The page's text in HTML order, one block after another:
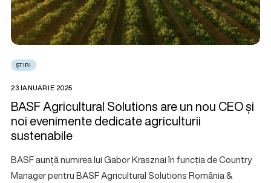
ȘTIRI
23 IANUARIE 2025
BASF Agricultural Solutions are un nou CEO și
noi evenimente dedicate agriculturii
sustenabile
BASF aunță numirea lui Gabor Krasznai în funcția de Country
Manager pentru BASF Agricultural Solutions România &